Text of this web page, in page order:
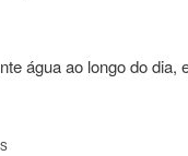
água ao longo do dia,